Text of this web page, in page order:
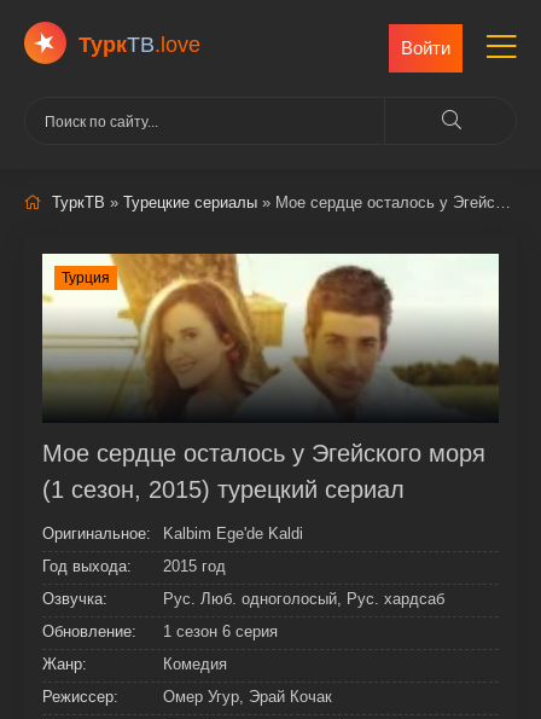
ТуркТВ.love Войти
ТуркТВ » Турецкие сериалы » Мое сердце осталось у Эгейского моря
Турция
Мое сердце осталось у Эгейского моря
(1 сезон, 2015) турецкий сериал
Оригинальное:
Kalbim Ege'de Kaldi
Год выхода:
2015 год
Озвучка:
Рус. Люб. одноголосый, Рус. хардсаб
Обновление:
1 сезон 6 серия
Жанр:
Комедия
Режиссер:
Омер Угур, Эрай Кочак